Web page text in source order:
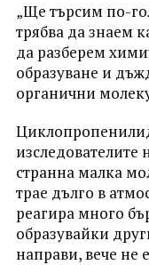
„Ще търсим по-
трябва да знаем
да разберем
образуване и
органични
странна малка
трае дълго в
реагира много
образувайки
направи, вече не